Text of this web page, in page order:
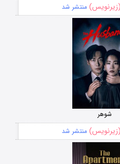
منتشر شد
شوهر
منتشر شد